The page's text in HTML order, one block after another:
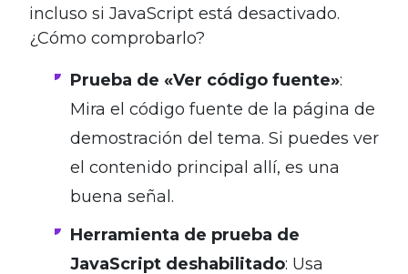
incluso si JavaScript está desactivado.
¿Cómo comprobarlo?
Prueba de «Ver código fuente»:
Mira el código fuente de la página de
demostración del tema. Si puedes ver
el contenido principal allí, es una
buena señal.
Herramienta de prueba de
JavaScript deshabilitado: Usa